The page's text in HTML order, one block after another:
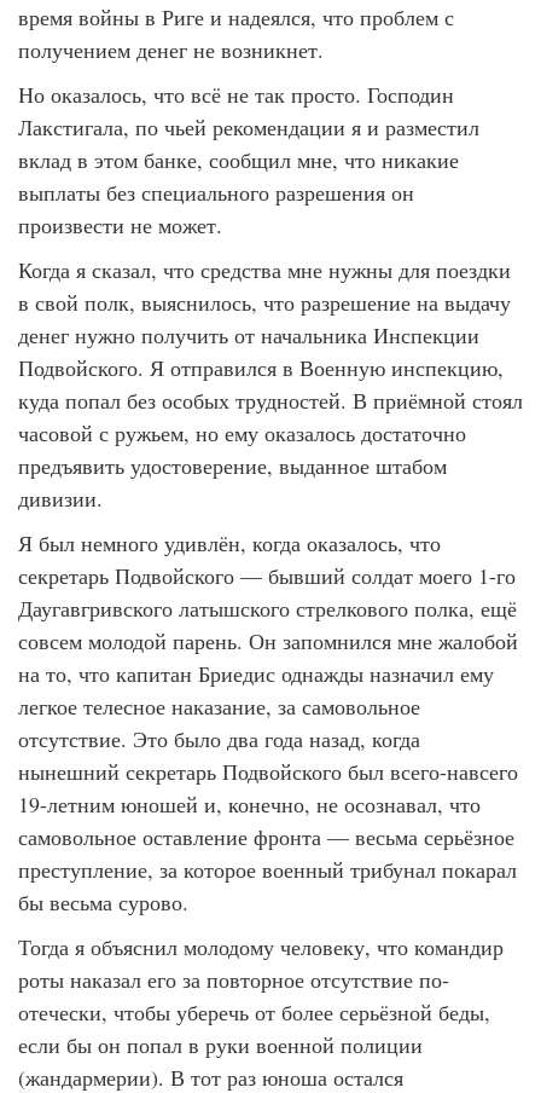
время войны в Риге и надеялся, что проблем с
получением денег не возникнет.
Но оказалось, что всё не так просто. Господин
Лакстигала, по чьей рекомендации я и разместил
вклад в этом банке, сообщил мне, что никакие
выплаты без специального разрешения он
произвести не может.
Когда я сказал, что средства мне нужны для поездки
в свой полк, выяснилось, что разрешение на выдачу
денег нужно получить от начальника Инспекции
Подвойского. Я отправился в Военную инспекцию,
куда попал без особых трудностей. В приёмной стоял
часовой с ружьем, но ему оказалось достаточно
предъявить удостоверение, выданное штабом
дивизии.
Я был немного удивлён, когда оказалось, что
секретарь Подвойского — бывший солдат моего 1-го
Даугавгривского латышского стрелкового полка, ещё
совсем молодой парень. Он запомнился мне жалобой
на то, что капитан Бриедис однажды назначил ему
легкое телесное наказание, за самовольное
отсутствие. Это было два года назад, когда
нынешний секретарь Подвойского был всего-навсего
19-летним юношей и, конечно, не осознавал, что
самовольное оставление фронта — весьма серьёзное
преступление, за которое военный трибунал покарал
бы весьма сурово.
Тогда я объяснил молодому человеку, что командир
роты наказал его за повторное отсутствие по-
отечески, чтобы уберечь от более серьёзной беды,
если бы он попал в руки военной полиции
(жандармерии). В тот раз юноша остался